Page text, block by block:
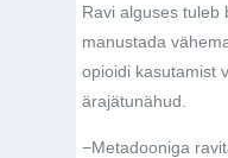
Ravi alguses tuleb
manustada
opioidi kasutamist
ärajätunähud.
−Metadooniga